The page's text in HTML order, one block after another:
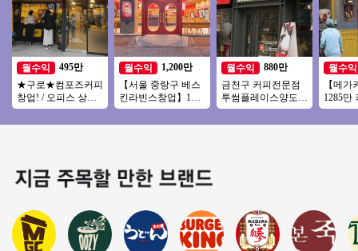
월수익
495만
★구로★컴포즈커피
창업! / 오피스 상권!
/ 주 5.5일 운영! / 오
토 운영!
월수익
1,200만
【서울 중랑구 베스
킨라빈스창업】1번
출구 30m앞 위치 / 역
세권 / 고수익창업
월수익
880만
금천구 커피전문점
투썸플레이스양도양
수 수익800 좋은기회
연락주세요
월수익
【메
1285만
【송파
아파트